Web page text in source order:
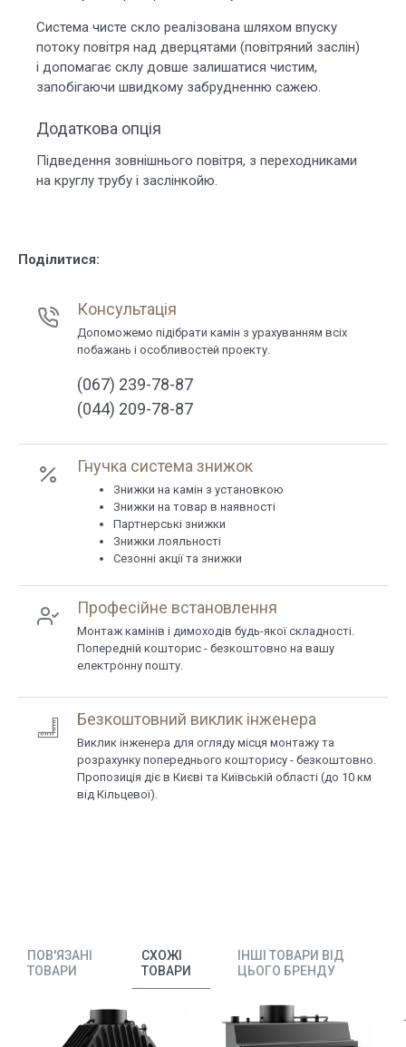
Система чисте скло реалізована шляхом впуску
потоку повітря над дверцятами (повітряний заслін)
і допомагає склу довше залишатися чистим,
запобігаючи швидкому забрудненню сажею.
Додаткова опція
Підведення зовнішнього повітря, з переходниками
на круглу трубу і заслінкойю.
Поділитися:
Консультація
Допоможемо підібрати камін з урахуванням всіх
побажань і особливостей проекту.
(067) 239-78-87
(044) 209-78-87
Гнучка система знижок
Знижки на камін з установкою
Знижки на товар в наявності
Партнерські знижки
Знижки лояльності
Сезонні акції та знижки
Професійне встановлення
Монтаж камінів і димоходів будь-якої складності.
Попередній кошторис - безкоштовно на вашу
електронну пошту.
Безкоштовний виклик інженера
Виклик інженера для огляду місця монтажу та
розрахунку попереднього кошторису - безкоштовно.
Пропозиція діє в Києві та Київській області (до 10 км
від Кільцевої).
ПОВ'ЯЗАНІ
ТОВАРИ
СХОЖІ
ТОВАРИ
ІНШІ ТОВАРИ ВІД
ЦЬОГО БРЕНДУ